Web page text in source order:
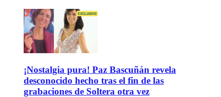
¡Nostalgia pura! Paz Bascuñán revela
desconocido hecho tras el fin de las
grabaciones de Soltera otra vez